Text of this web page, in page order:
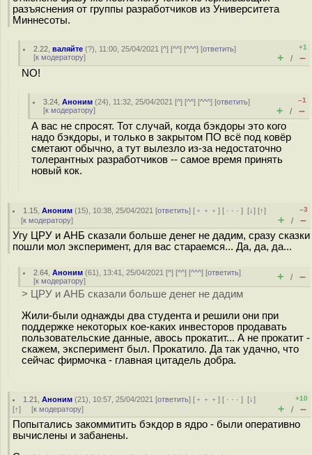
разъяснения от группы разработчиков из Университета
Миннесоты.
2.22 ,валяйте (?), 11:00, 25/04/2021 [^] [^^] [^^^] [ответить]
[к модератору]
+1
+ / –
NO!
3.24 ,Аноним (24), 11:32, 25/04/2021 [^] [^^] [^^^] [ответить]
[к модератору]
–1
+ / –
А вас не спросят. Тот случай, когда бэкдоры это кого
надо бэкдоры, и только в закрытом ПО всё под ковёр
сметают обычно, а тут вылезло из-за недостаточно
толерантных разработчиков -- самое время принять
новый кок.
1.15 ,Аноним (15), 10:38, 25/04/2021 [ответить] [ ﹢﹢﹢] [ · · ·][↓] [↑]
[к модератору]
–3
+ / –
Угу ЦРУ и АНБ сказали больше денег не дадим, сразу сказки
пошли мол эксперимент, для вас стараемся... Да, да, да...
2.64 ,Аноним (61), 13:41, 25/04/2021 [^] [^^] [^^^] [ответить]
[к модератору] + / –
> ЦРУ и АНБ сказали больше денег не дадим
Жили-были однажды два студента и решили они при
поддержке некоторых кое-каких инвесторов продавать
пользовательские данные, авось прокатит... А не прокатит -
скажем, эксперимент был. Прокатило. Да так удачно, что
сейчас фирмочка - главная цитадель добра.
1.21 ,Аноним (21), 10:57, 25/04/2021 [ответить] [ ﹢﹢﹢] [ · · ·][↓]
[↑] [к модератору]
+10
+ / –
Попытались закоммитить бэкдор в ядро - были оперативно
вычислены и забанены.